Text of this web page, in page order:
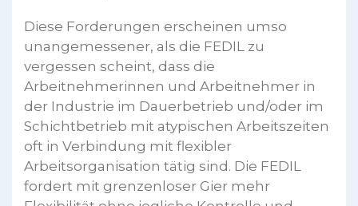
Diese Forderungen erscheinen umso
unangemessener, als die FEDIL zu
vergessen scheint, dass die
Arbeitnehmerinnen und Arbeitnehmer in
der Industrie im Dauerbetrieb und/oder im
Schichtbetrieb mit atypischen Arbeitszeiten
oft in Verbindung mit flexibler
Arbeitsorganisation tätig sind. Die FEDIL
fordert mit grenzenloser Gier mehr